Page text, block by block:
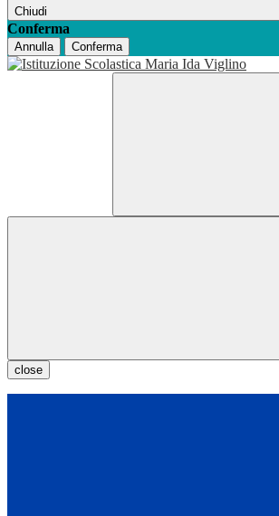
Chiudi
Conferma
Annulla Conferma
close